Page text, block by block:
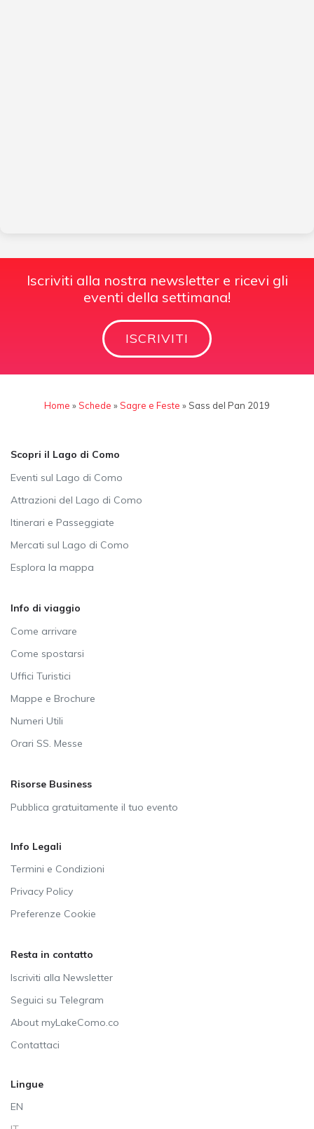
Iscriviti alla nostra newsletter e ricevi gli
eventi della settimana!
ISCRIVITI
Home »Schede »Sagre e Feste » Sass del Pan 2019
Scopri il Lago di Como
Eventi sul Lago di Como
Attrazioni del Lago di Como
Itinerari e Passeggiate
Mercati sul Lago di Como
Esplora la mappa
Info di viaggio
Come arrivare
Come spostarsi
Uffici Turistici
Mappe e Brochure
Numeri Utili
Orari SS. Messe
Risorse Business
Pubblica gratuitamente il tuo evento
Info Legali
Termini e Condizioni
Privacy Policy
Preferenze Cookie
Resta in contatto
Iscriviti alla Newsletter
Seguici su Telegram
About myLakeComo.co
Contattaci
Lingue
EN